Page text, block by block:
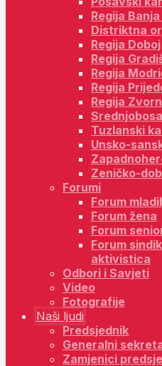
Regija
Distriktna
Regija Doboj
Regija
Regija
Regija
Regija
Tuzlanski
Unsko-
Zeničko-
Forumi
Forum
Forum žena
Forum
Forum
aktivistica
Odbori i Savjeti
Video
Fotografije
Naši ljudi
Predsjednik
Generalni
Zamjenici